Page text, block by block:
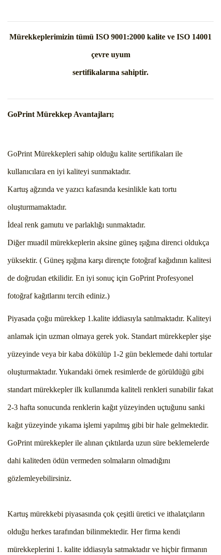
Mürekkeplerimizin tümü ISO 9001:2000 kalite ve ISO 14001
çevre uyum
sertifikalarına sahiptir.
GoPrint Mürekkep Avantajları;
GoPrint Mürekkepleri sahip olduğu kalite sertifikaları ile
kullanıcılara en iyi kaliteyi sunmaktadır.
Kartuş ağzında ve yazıcı kafasında kesinlikle katı tortu
oluşturmamaktadır.
İdeal renk gamutu ve parlaklığı sunmaktadır.
Diğer muadil mürekkeplerin aksine güneş ışığına direnci oldukça
yüksektir. ( Güneş ışığına karşı dirençte fotoğraf kağıdının kalitesi
de doğrudan etkilidir. En iyi sonuç için GoPrint Profesyonel
fotoğraf kağıtlarını tercih ediniz.)
Piyasada çoğu mürekkep 1.kalite iddiasıyla satılmaktadır. Kaliteyi
anlamak için uzman olmaya gerek yok. Standart mürekkepler şişe
yüzeyinde veya bir kaba dökülüp 1-2 gün beklemede dahi tortular
oluşturmaktadır. Yukarıdaki örnek resimlerde de görüldüğü gibi
standart mürekkepler ilk kullanımda kaliteli renkleri sunabilir fakat
2-3 hafta sonucunda renklerin kağıt yüzeyinden uçtuğunu sanki
kağıt yüzeyinde yıkama işlemi yapılmış gibi bir hale gelmektedir.
GoPrint mürekkepler ile alınan çıktılarda uzun süre beklemelerde
dahi kaliteden ödün vermeden solmaların olmadığını
gözlemleyebilirsiniz.
Kartuş mürekkebi piyasasında çok çeşitli üretici ve ithalatçıların
olduğu herkes tarafından bilinmektedir. Her firma kendi
mürekkeplerini 1. kalite iddiasıyla satmaktadır ve hiçbir firmanın